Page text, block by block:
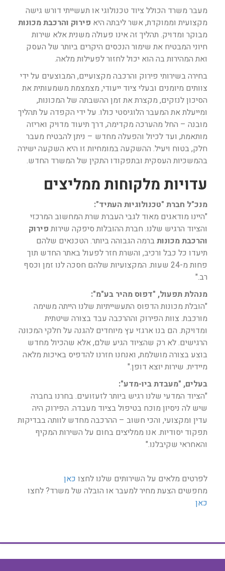
מעבר משרד הכולל ציוד טכנולוגי או תעשייתי דורש גישה
מקצועית וממוקדת, אשר ליבתה היא פירוק והרכבת מכונות
מבוקר ומדויק. תהליך זה אינו פעולה משנית אלא שירות
חיוני המבטיח את שימור הנכסים היקרים ביותר של העסק
ואת המהירות בה הוא יכול לחזור לפעילות מלאה.
בחירה בשירותי פירוק והרכבה מקצועיים, המבוצעים על ידי
צוותים מיומנים ובעלי ציוד ייעודי, מצמצמת משמעותית את
הסיכון לנזקים, מקצרת את זמן ההשבתה של המכונות,
ומייעלת את המעבר הלוגיסטי כולו. על ידי הקפדה על תהליך
מובנה – החל מהערכה מקדימה, דרך תיעוד מדויק ואריזה
מותאמת, ועד לכיול והפעלה מחדש – ניתן להבטיח מעבר
חלק, בטוח ויעיל. ההשקעה במומחיות זו היא השקעה ישירה
בהמשכיות העסקית ובתפקודו התקין של המשרד החדש.
עדויות מלקוחות ממליצים
מנכ"ל חברת "טכנולוגיות העתיד":
"היינו מודאגים מאוד לגבי העברת שרת המחשוב המרכזי
והציוד הרגיש שלנו. חברת ההובלות סיפקה שירות פירוק
והרכבת מכונותברמה הגבוהה ביותר. הטכנאים שלהם
תיעדו כל כבל ורכיב, והשרת חזר לפעול באתר החדש תוך
פחות מ-24 שעות. המקצועיות שלהם חסכה לנו זמן וכסף
רב."
מנהלת תפעול, "דפוס מהיר בע"מ":
"הובלת מכונות הדפוס התעשייתיות שלנו הייתה משימה
מורכבת. צוות הפירוק וההרכבה עבד בצורה שיטתית
ומדויקת. הם בנו ארגזי עץ מיוחדים להגנה על חלקי המכונה
הרגישים. לא רק שהציוד הגיע שלם, אלא שהכיול מחדש
בוצע בצורה מושלמת, ואנחנו חזרנו להדפיס באיכות מלאה
מיידית. שירות יוצא דופן."
בעלים, "מעבדת ביו-מדע":
"הציוד המדעי שלנו רגיש ביותר לזעזועים. בחרנו בחברה
שיש לה ניסיון מוכח בטיפול בציוד מעבדה. הפירוק היה
עדין ומקצועי, והכי חשוב – ההרכבה מחדש לוותה בבדיקות
תפקוד יסודיות. אנו ממליצים בחום על השירות המקיף
והאחראי שקיבלנו."
לפרטים מלאים על השירותים שלנו לחצו כאן
מחפשים הצעת מחיר למעבר או הובלה של משרד? לחצו
כאן